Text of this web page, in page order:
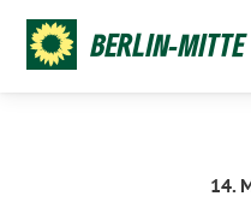
BERLIN-MITTE
14.